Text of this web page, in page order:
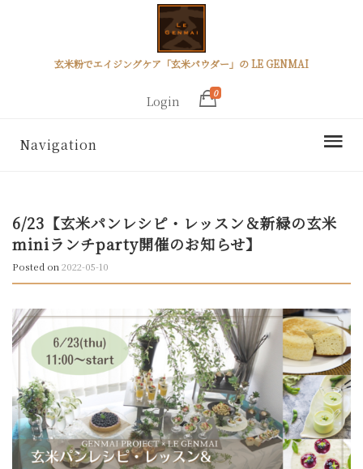
玄米粉でエイジングケア「玄米パウダー」の LE GENMAI
Login
0
Navigation
6/23【玄米パンレシピ・レッスン＆新緑の玄米
miniランチparty開催のお知らせ】
Posted on2022-05-10